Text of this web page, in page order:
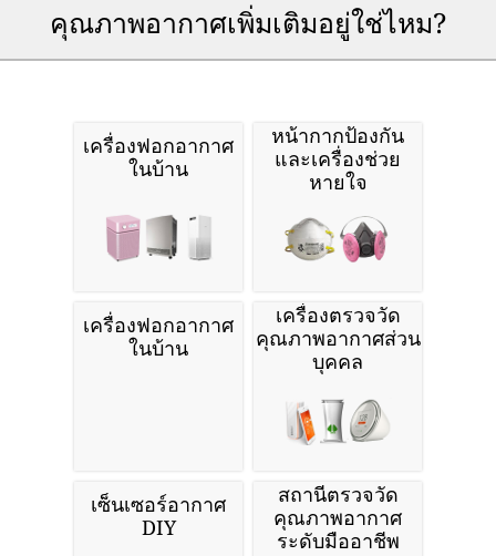
คุณภาพอากาศเพิ่มเติมอยู่ใช่ไหม?
เครื่องฟอกอากาศ
ในบ้าน
หน้ากากป้องกัน
และเครื่องช่วย
หายใจ
เครื่องฟอกอากาศ
ในบ้าน
เครื่องตรวจวัด
คุณภาพอากาศส่วน
บุคคล
เซ็นเซอร์อากาศ
DIY
สถานีตรวจวัด
คุณภาพอากาศ
ระดับมืออาชีพ